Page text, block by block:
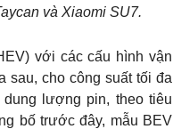
và Xiaomi SU7.
với các cấu hình vận
sau, cho công suất tối đa
lượng pin, theo tiêu
bố trước đây, mẫu BEV